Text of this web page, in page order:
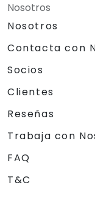
Nosotros
Nosotros
Contacta con
Socios
Clientes
Reseñas
Trabaja con
FAQ
T&C